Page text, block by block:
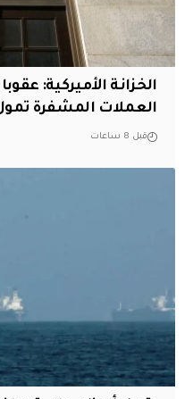
الخزانة الأميركية:
العملات المشفرة تمول
قبل 8 ساعات